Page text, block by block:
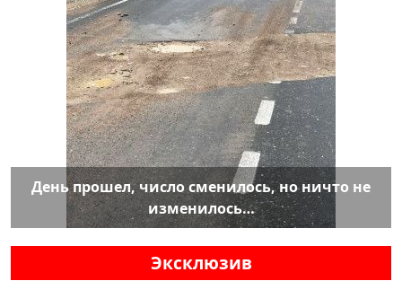
День прошел, число сменилось, но ничто не
изменилось…
Эксклюзив